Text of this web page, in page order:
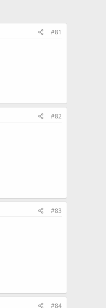
#81
#82
#83
#84